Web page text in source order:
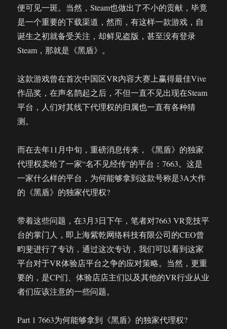
与
艺
术
的
便可见一斑。当然，Steam也做出了不小的贡献，毕竟
是一个重要的下载渠道，然而，有这样一款游戏，自
诞生之初就备受关注，却鲜见盗版，甚至没有登录
Steam，那就是《黑盾》。
这款游戏曾在首次中国区VR内容大赛上赢得最佳Vive
作品奖，在声名鹊起之后，不但一直不见出现在Steam
平台，人们对其线下代理权的归属也一直有各种猜
测。
而在去年11月中旬，重磅消息传来，《黑盾》的独家
代理权卖给了一家“名不见经传”的平台：7663。这是
一家什么样的平台，为何能够拿到这款号称是3A大作
的《黑盾》的独家代理权?
带着这些问题，在3月3日下午，笔者对7663 VR竞技平
台的掌门人，即上海紫乾网络科技有限公司的CEO曾
畇斐进行了专访，通过这次专访，我们可以看到这家
平台对于VR体验店平台之争的应对策略。当然，更重
要的，是CP们、体验店店主们以及其他的VR行业从业
者们应该注意的一些问题。
Part 1 7663为何能够拿到《黑盾》的独家代理权?